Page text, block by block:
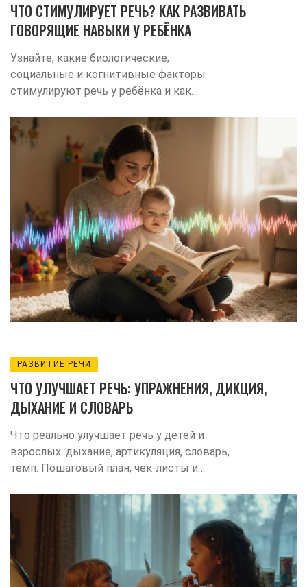
ЧТО СТИМУЛИРУЕТ РЕЧЬ? КАК РАЗВИВАТЬ
ГОВОРЯЩИЕ НАВЫКИ У РЕБЁНКА
Узнайте, какие биологические,
социальные и когнитивные факторы
стимулируют речь у ребёнка и как
быстрым языковым успехам.
РАЗВИТИЕ РЕЧИ
ЧТО УЛУЧШАЕТ РЕЧЬ: УПРАЖНЕНИЯ, ДИКЦИЯ,
ДЫХАНИЕ И СЛОВАРЬ
Что реально улучшает речь у детей и
взрослых: дыхание, артикуляция, словарь,
темп. Пошаговый план, чек‑листы и